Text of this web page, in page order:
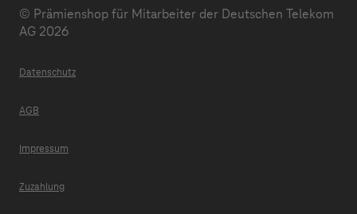
© Prämienshop für Mitarbeiter der Deutschen Telekom
AG 2026
Datenschutz
AGB
Impressum
Zuzahlung